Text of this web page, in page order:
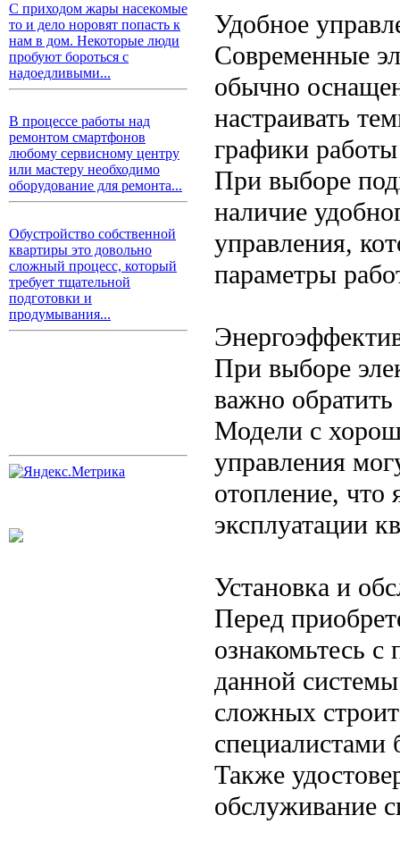
С приходом жары насекомые
то и дело норовят попасть к
нам в дом. Некоторые люди
пробуют бороться с
надоедливыми...
В процессе работы над
ремонтом смартфонов
любому сервисному центру
или мастеру необходимо
оборудование для ремонта...
Обустройство собственной
квартиры это довольно
сложный процесс, который
требует тщательной
подготовки и
продумывания...
Удобное
Современные
обычно
настраивать
графики
При выборе
наличие
управления,
параметры
При выборе
важно
Модели с
управления
отопление, что
эксплуатации
Установка и
Перед
ознакомьтесь
данной
сложных
специалистами
Также
обслуживание